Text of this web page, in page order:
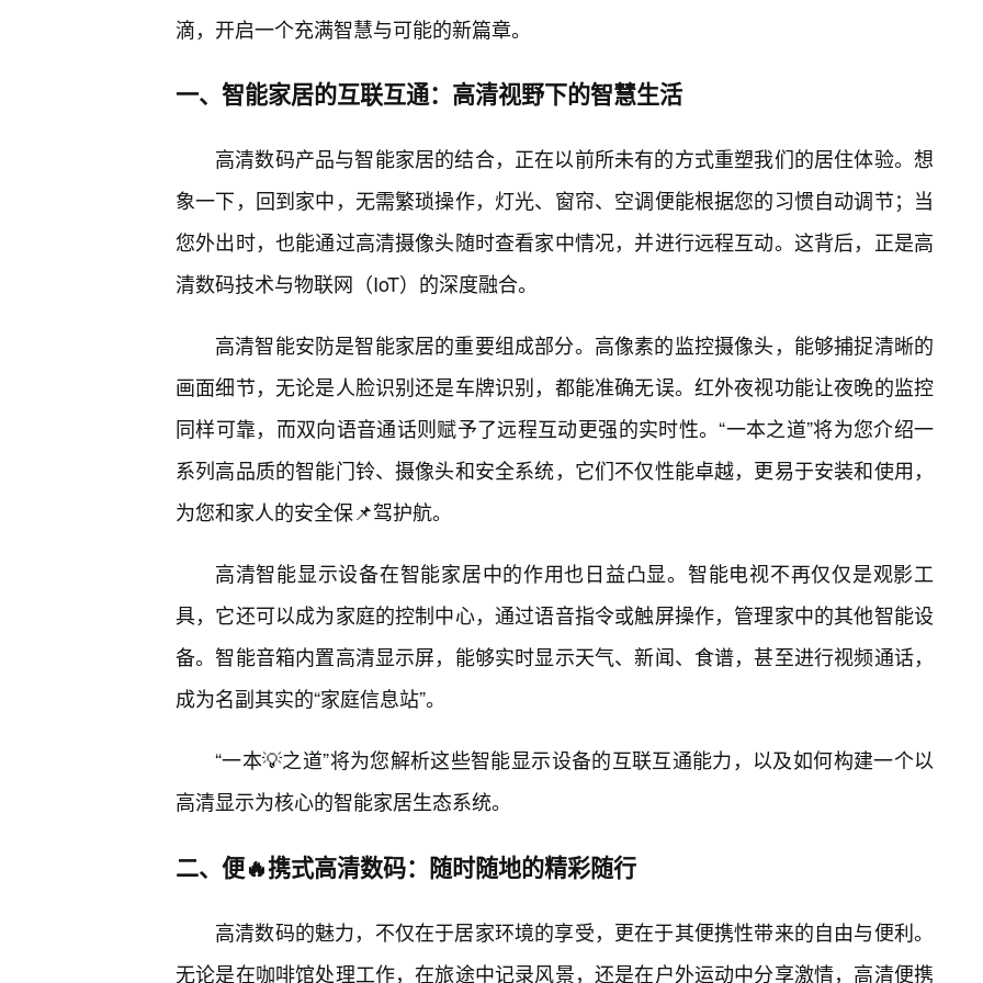
滴，开启一个充满智慧与可能的新篇章。
一、智能家居的互联互通：高清视野下的智慧生活
高清数码产品与智能家居的结合，正在以前所未有的方式重塑我们的居住体验。想
象一下，回到家中，无需繁琐操作，灯光、窗帘、空调便能根据您的习惯自动调节；当
您外出时，也能通过高清摄像头随时查看家中情况，并进行远程互动。这背后，正是高
清数码技术与物联网（IoT）的深度融合。
高清智能安防是智能家居的重要组成部分。高像素的监控摄像头，能够捕捉清晰的
画面细节，无论是人脸识别还是车牌识别，都能准确无误。红外夜视功能让夜晚的监控
同样可靠，而双向语音通话则赋予了远程互动更强的实时性。“一本之道”将为您介绍一
系列高品质的智能门铃、摄像头和安全系统，它们不仅性能卓越，更易于安装和使用，
为您和家人的安全保📌驾护航。
高清智能显示设备在智能家居中的作用也日益凸显。智能电视不再仅仅是观影工
具，它还可以成为家庭的控制中心，通过语音指令或触屏操作，管理家中的其他智能设
备。智能音箱内置高清显示屏，能够实时显示天气、新闻、食谱，甚至进行视频通话，
成为名副其实的“家庭信息站”。
“一本💡之道”将为您解析这些智能显示设备的互联互通能力，以及如何构建一个以
高清显示为核心的智能家居生态系统。
二、便🔥携式高清数码：随时随地的精彩随行
高清数码的魅力，不仅在于居家环境的享受，更在于其便携性带来的自由与便利。
无论是在咖啡馆处理工作，在旅途中记录风景，还是在户外运动中分享激情，高清便携